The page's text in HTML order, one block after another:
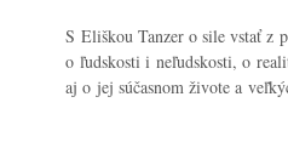
S Eliškou Tanzer o sile vstať z
o ľudskosti i neľudskosti, o
aj o jej súčasnom živote a